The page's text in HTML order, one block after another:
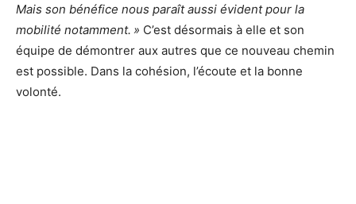
Mais son bénéfice nous paraît aussi évident pour la
mobilité notamment. » C’est désormais à elle et son
équipe de démontrer aux autres que ce nouveau chemin
est possible. Dans la cohésion, l’écoute et la bonne
volonté.